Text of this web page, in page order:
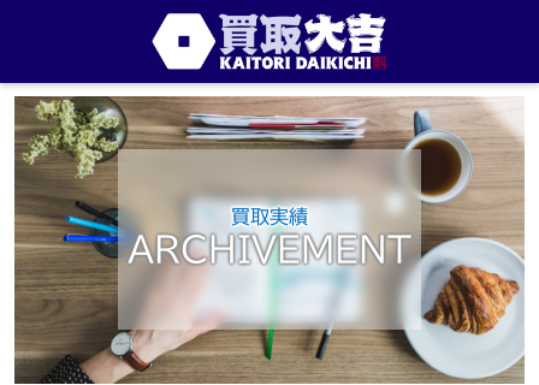
買取実績
ARCHIVEMENT